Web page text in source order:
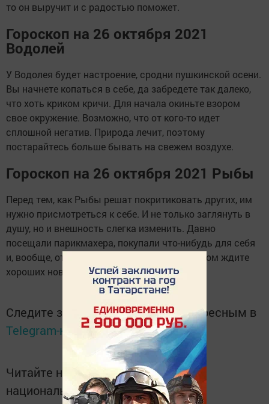
то он выручит и с радостью поможет.
Гороскоп на 26 октября 2021
Водолей
У Водолея будет настроение, сродни пушкинской осени.
Вы начнете копаться в себе, да забредете так далеко,
что хоть криком кричи. Для начала окиньте взором
свое окружение. Возможно, что от кого-то идет
сплошной негатив. Природа лечит, поэтому
постарайтесь больше бывать на свежем воздухе.
Гороскоп на 26 октября 2021 Рыбы
Перед тем, как Рыбы решат покритиковать других, им
нужно присмотреться к себе. И не только заглянуть в
душу, но и внешность слегка изменить. Давно
посещали парикмахера, покупали что-нибудь для себя
и, вообще, отдыхали по-настоящему? Вечером ждите
хороших новостей от родственников.
Следите за самым важным и интересным в
Telegram-каналеТатмедиа
Читайте новости Татарстана в
национальном мессенджере MАХ: